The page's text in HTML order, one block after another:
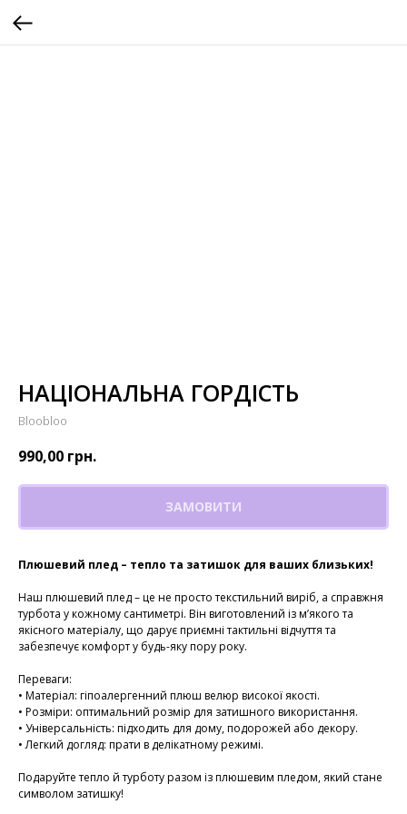
НАЦІОНАЛЬНА ГОРДІСТЬ
Bloobloo
990,00 грн.
ЗАМОВИТИ
Плюшевий плед – тепло та затишок для ваших близьких!
Наш плюшевий плед – це не просто текстильний виріб, а справжня
турбота у кожному сантиметрі. Він виготовлений із м’якого та
якісного матеріалу, що дарує приємні тактильні відчуття та
забезпечує комфорт у будь-яку пору року.
Переваги:
• Матеріал: гіпоалергенний плюш велюр високої якості.
• Розміри: оптимальний розмір для затишного використання.
• Універсальність: підходить для дому, подорожей або декору.
• Легкий догляд: прати в делікатному режимі.
Подаруйте тепло й турботу разом із плюшевим пледом, який стане
символом затишку!